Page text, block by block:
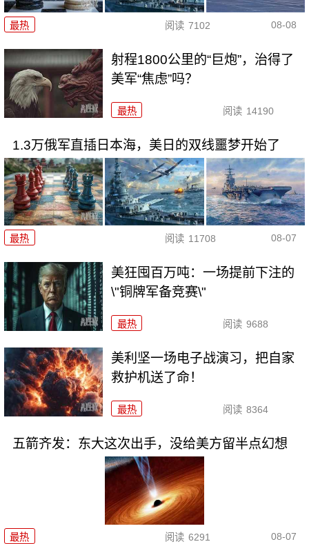
最热 阅读 7102 08-08
射程1800公里的“巨炮”，治得了
美军“焦虑”吗？
最热 阅读 14190
1.3万俄军直插日本海，美日的双线噩梦开始了
最热 阅读 11708 08-07
美狂囤百万吨：一场提前下注的
\"铜牌军备竞赛\"
最热 阅读 9688
美利坚一场电子战演习，把自家
救护机送了命！
最热 阅读 8364
五箭齐发：东大这次出手，没给美方留半点幻想
最热 阅读 6291 08-07